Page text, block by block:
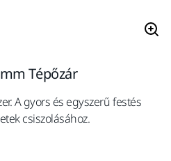
Tépőzár
A gyors és egyszerű festés
csiszolásához.